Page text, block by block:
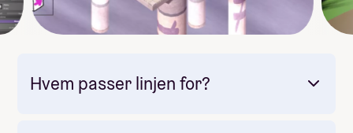
Hvem passer linjen for?